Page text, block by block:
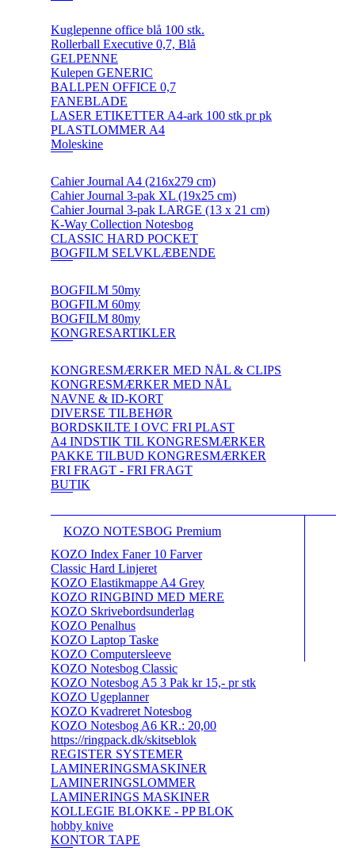
Kuglepenne office blå 100 stk.
Rollerball Executive 0,7, Blå
GELPENNE
Kulepen GENERIC
BALLPEN OFFICE 0,7
FANEBLADE
LASER ETIKETTER A4-ark 100 stk pr pk
PLASTLOMMER A4
Moleskine
Cahier Journal A4 (216x279 cm)
Cahier Journal 3-pak XL (19x25 cm)
Cahier Journal 3-pak LARGE (13 x 21 cm)
K-Way Collection Notesbog
CLASSIC HARD POCKET
BOGFILM SELVKLÆBENDE
BOGFILM 50my
BOGFILM 60my
BOGFILM 80my
KONGRESARTIKLER
KONGRESMÆRKER MED NÅL & CLIPS
KONGRESMÆRKER MED NÅL
NAVNE & ID-KORT
DIVERSE TILBEHØR
BORDSKILTE I OVC FRI PLAST
A4 INDSTIK TIL KONGRESMÆRKER
PAKKE TILBUD KONGRESMÆRKER
FRI FRAGT - FRI FRAGT
BUTIK
KOZO NOTESBOG Premium
KOZO Index Faner 10 Farver
Classic Hard Linjeret
KOZO Elastikmappe A4 Grey
KOZO RINGBIND MED MERE
KOZO Skrivebordsunderlag
KOZO Penalhus
KOZO Laptop Taske
KOZO Computersleeve
KOZO Notesbog Classic
KOZO Notesbog A5 3 Pak kr 15,- pr stk
KOZO Ugeplanner
KOZO Kvadreret Notesbog
KOZO Notesbog A6 KR.: 20,00
https://ringpack.dk/skitseblok
REGISTER SYSTEMER
LAMINERINGSMASKINER
LAMINERINGSLOMMER
LAMINERINGS MASKINER
KOLLEGIE BLOKKE - PP BLOK
hobby knive
KONTOR TAPE